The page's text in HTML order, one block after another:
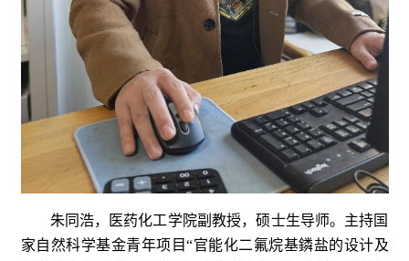
朱同浩，医药化工学院副教授，硕士生导师。主持国
家自然科学基金青年项目“官能化二氟烷基鏻盐的设计及